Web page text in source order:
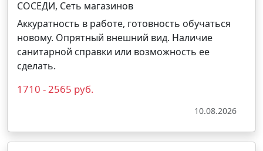
СОСЕДИ, Сеть магазинов
Аккуратность в работе, готовность обучаться
новому. Опрятный внешний вид. Наличие
санитарной справки или возможность ее
сделать.
1710 - 2565 руб.
10.08.2026